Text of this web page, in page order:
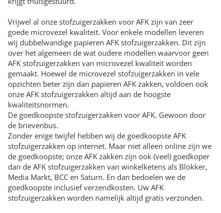
Vrijwel al onze stofzuigerzakken voor AFK zijn van zeer
goede microvezel kwaliteit. Voor enkele modellen leveren
wij dubbelwandige papieren AFK stofzuigerzakken. Dit zijn
over het algemeen de wat oudere modellen waarvoor geen
AFK stofzuigerzakken van microvezel kwaliteit worden
gemaakt. Hoewel de microvezel stofzuigerzakken in vele
opzichten beter zijn dan papieren AFK zakken, voldoen ook
onze AFK stofzuigerzakken altijd aan de hoogste
kwaliteitsnormen.
De goedkoopste stofzuigerzakken voor AFK. Gewoon door
de brievenbus.
Zonder enige twijfel hebben wij de goedkoopste AFK
stofzuigerzakken op internet. Maar niet alleen online zijn we
de goedkoopste; onze AFK zakken zijn ook (veel) goedkoper
dan de AFK stofzuigerzakken van winkelketens als Blokker,
Media Markt, BCC en Saturn. En dan bedoelen we de
goedkoopste inclusief verzendkosten. Uw AFK
stofzuigerzakken worden namelijk altijd gratis verzonden.